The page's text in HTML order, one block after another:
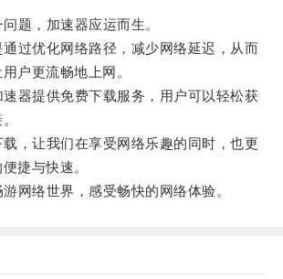
，加速器应运而生。
优化网络路径，减少网络延迟，从而
户更流畅地上网。
提供免费下载服务，用户可以轻松获
让我们在享受网络乐趣的同时，也更
捷与快速。
络世界，感受畅快的网络体验。